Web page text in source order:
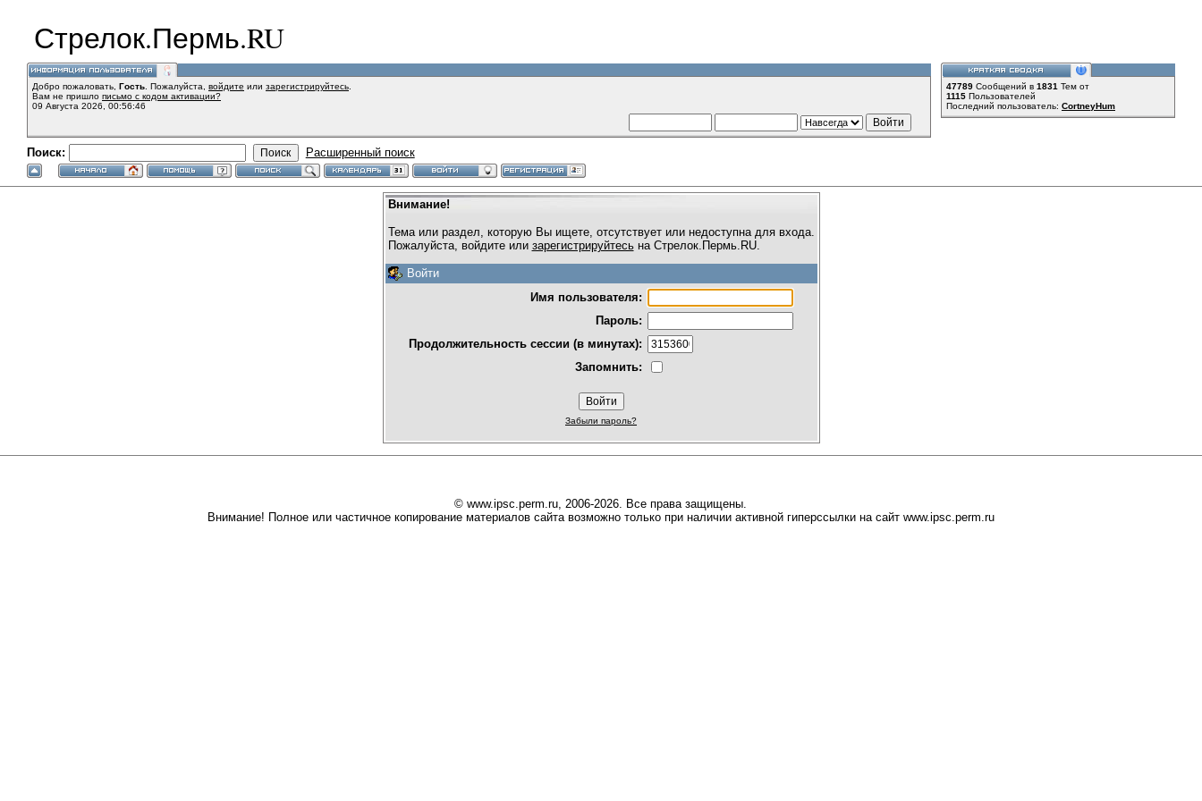
Стрелок.Пермь.RU
Добро пожаловать, Гость . Пожалуйста, войдите или зарегистрируйтесь
Вам не пришло письмо с кодом активации?
09 Августа 2026, 00:56:46
Поиск: Расширенный поиск
47789 Сообщений в 1831 Тем от
1115 Пользователей
Последний пользователь: CortneyHum
Внимание!
Тема или раздел, которую Вы ищете, отсутствует или недоступна для входа.
Пожалуйста, войдите или зарегистрируйтесьна Стрелок.Пермь.RU.
Войти
Имя пользователя:
Пароль:
Продолжительность сессии (в минутах):
Запомнить:
Забыли пароль?
© www.ipsc.perm.ru, 2006-2026. Все права защищены.
Внимание! Полное или частичное копирование материалов сайта возможно только при наличии активной гиперссылки на сайт www.ipsc.perm.ru